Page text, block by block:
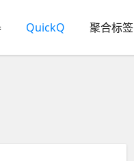
QuickQ 聚合标签